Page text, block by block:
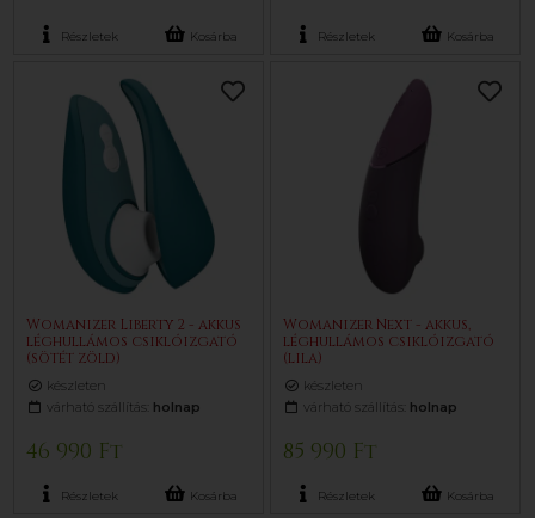
Részletek Kosárba Részletek Kosárba
Womanizer Liberty 2 - akkus
léghullámos csiklóizgató
(sötét zöld)
készleten
várható szállítás: holnap
46 990 Ft
Részletek Kosárba
Womanizer Next - akkus,
léghullámos csiklóizgató
(lila)
készleten
várható szállítás: holnap
85 990 Ft
Részletek Kosárba